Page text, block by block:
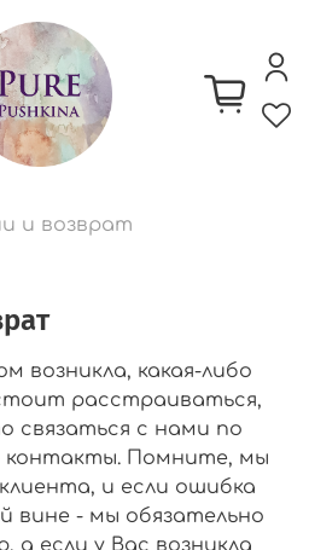
и возврат
возникла, какая-либо
расстраиваться,
связаться с нами по
контакты. Помните, мы
и если ошибка
вине - мы обязательно